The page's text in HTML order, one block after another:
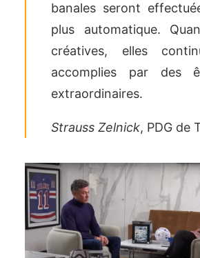
banales seront
plus automatique.
créatives, elles
accomplies par des
extraordinaires.
Strauss Zelnick, PDG de